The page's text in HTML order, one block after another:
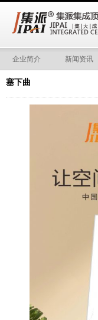
企业简介 新闻资讯
塞下曲